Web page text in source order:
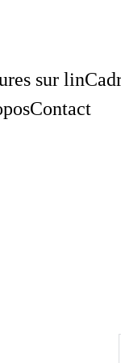
sur lin
Contact